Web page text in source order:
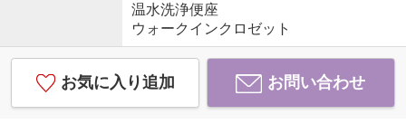
温水洗浄便座
ウォークインクロゼット
お気に入り追加 お問い合わせ